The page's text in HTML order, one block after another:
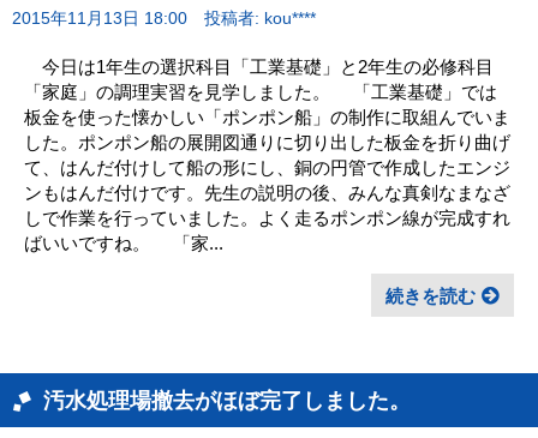
2015年11月13日 18:00 投稿者: kou****
今日は1年生の選択科目「工業基礎」と2年生の必修科目
「家庭」の調理実習を見学しました。 「工業基礎」では
板金を使った懐かしい「ポンポン船」の制作に取組んでいま
した。ポンポン船の展開図通りに切り出した板金を折り曲げ
て、はんだ付けして船の形にし、銅の円管で作成したエンジ
ンもはんだ付けです。先生の説明の後、みんな真剣なまなざ
しで作業を行っていました。よく走るポンポン線が完成すれ
ばいいですね。 「家...
続きを読む
汚水処理場撤去がほぼ完了しました。